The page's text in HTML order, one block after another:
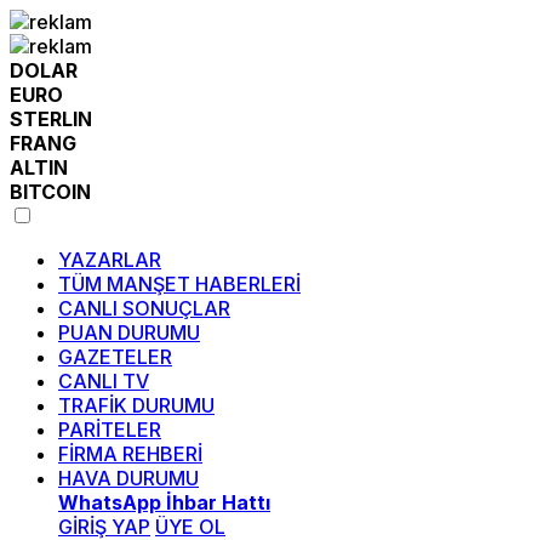
DOLAR
EURO
STERLIN
FRANG
ALTIN
BITCOIN
YAZARLAR
TÜM MANŞET HABERLERİ
CANLI SONUÇLAR
PUAN DURUMU
GAZETELER
CANLI TV
TRAFİK DURUMU
PARİTELER
FİRMA REHBERİ
HAVA DURUMU
WhatsApp İhbar Hattı
GİRİŞ YAP ÜYE OL